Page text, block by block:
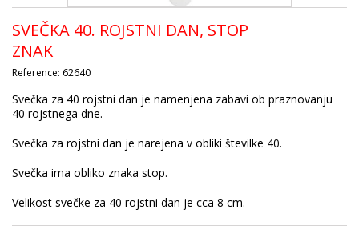
SVEČKA 40. ROJSTNI DAN, STOP
ZNAK
Reference: 62640
Svečka za 40 rojstni dan je namenjena zabavi ob praznovanju
40 rojstnega dne.
Svečka za rojstni dan je narejena v obliki številke 40.
Svečka ima obliko znaka stop.
Velikost svečke za 40 rojstni dan je cca 8 cm.